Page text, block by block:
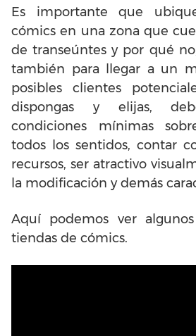
Es importante que
cómics en una zona que
de transeúntes y por qué
también para llegar a un
posibles clientes
dispongas y elijas,
condiciones mínimas
todos los sentidos, contar
recursos, ser atractivo
la modificación y demás
Aquí podemos ver
tiendas de cómics.